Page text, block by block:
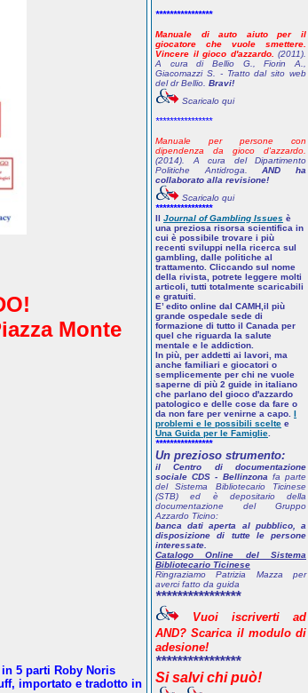
Monte
5 parti Roby Noris
importato e tradotto in
****************
Manuale di auto aiuto per il
giocatore che vuole smettere.
Vincere il gioco d'azzardo. (2011).
A cura di Bellio G., Fiorin A.,
Giacomazzi S. - Tratto dal sito web
del dr Bellio. Bravi!
Scaricalo qui
****************
Manuale per persone con
dipendenza da gioco d'azzardo.
(2014). A cura del Dipartimento
Politiche Antidroga.AND ha
collaborato alla revisione!
Scaricalo qui
****************
Il Journal of Gambling Issues è
una preziosa risorsa scientifica in
cui è possibile trovare i più
recenti sviluppi nella ricerca sul
gambling, dalle politiche al
trattamento. Cliccando sul nome
della rivista, potrete leggere molti
articoli, tutti totalmente scaricabili
e gratuiti.
E’ edito online dal CAMH,il più
grande ospedale sede di
formazione di tutto il Canada per
quel che riguarda la salute
mentale e le addiction.
In più, per addetti ai lavori, ma
anche familiari e giocatori o
semplicemente per chi ne vuole
saperne di più 2 guide in italiano
che parlano del gioco d'azzardo
patologico e delle cose da fare o
da non fare per venirne a capo. I
problemi e le possibili scelte e
Una Guida per le Famiglie
****************
Un prezioso strumento:
il Centro di documentazione
sociale CDS - Bellinzona fa parte
del Sistema Bibliotecario Ticinese
(STB) ed è depositario della
documentazione del Gruppo
Azzardo Ticino:
banca dati aperta al pubblico, a
disposizione di tutte le persone
interessate.
Catalogo Online del Sistema
Bibliotecario Ticinese
Ringraziamo Patrizia Mazza per
averci fatto da guida
****************
Vuoi iscriverti
ad
AND? Scarica il modulo di
adesione!
****************
Si salvi chi può!